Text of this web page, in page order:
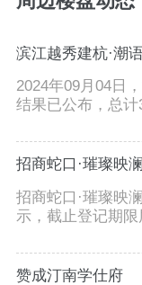
滨江越秀建杭·潮
2024年09月04日
结果已公布，总计
招商蛇口·璀璨映澜
招商蛇口·璀璨映
示，截止登记期限
赞成汀南学仕府